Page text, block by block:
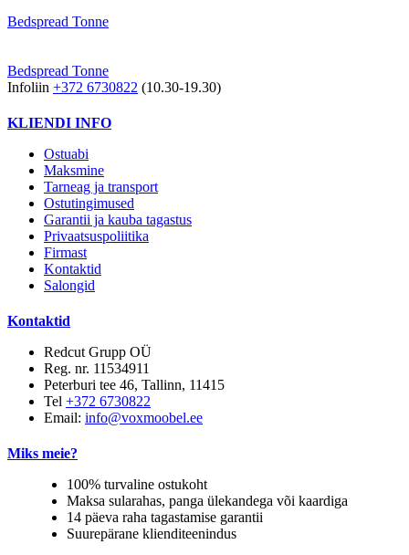
Bedspread Tonne
Bedspread Tonne
Infoliin +372 6730822 (10.30-19.30)
KLIENDI INFO
Ostuabi
Maksmine
Tarneag ja transport
Ostutingimused
Garantii ja kauba tagastus
Privaatsuspoliitika
Firmast
Kontaktid
Salongid
Kontaktid
Redcut Grupp OÜ
Reg. nr. 11534911
Peterburi tee 46, Tallinn, 11415
Tel +372 6730822
Email: info@voxmoobel.ee
Miks meie?
100% turvaline ostukoht
Maksa sularahas, panga ülekandega või kaardiga
14 päeva raha tagastamise garantii
Suurepärane klienditeenindus